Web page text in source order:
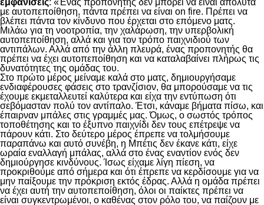
εμφανίσεις: «Ένας προπονητής δεν μπορεί να είναι απόλυτα
με αυτοπεποίθηση, πάντα πρέπει να είναι on fire. Πρέπει να
βλέπει πάντα τον κίνδυνο που έρχεται στο επόμενο ματς.
Μιλάω για τη νοοτροπία, την χαλάρωση, την υπερβολική
αυτοπεποίθηση, αλλά και για τον τρόπο παιχνιδιού των
αντιπάλων. Αλλά από την άλλη πλευρά, ένας προπονητής θα
πρέπει να έχει αυτοπεποίθηση και να καταλαβαίνει πλήρως τις
δυνατότητες της ομάδας του.
Στο πρώτο μέρος μείναμε καλά στο ματς, δημιουργήσαμε
ενδιαφέρουσες φάσεις στο τρανζίσιον, θα μπορούσαμε να τις
έχουμε εκμεταλλευτεί καλύτερα και είχα την εντύπωση ότι
σεβόμασταν πολύ τον αντίπαλο. Έτσι, κάναμε βήματα πίσω, και
έπαιρναν μπάλες στις γραμμές μας. Όμως, ο σωστός τρόπος
τοποθέτησης και το έξυπνο παιχνίδι δεν τους επέτρεψε να
πάρουν κάτι. Στο δεύτερο μέρος έπρεπε να τολμήσουμε
παραπάνω και αυτό συνέβη, η Μπέτις δεν έκανε κάτι, είχε
ωραία εναλλαγή μπάλας, αλλά στο ένας εναντίον ενός δεν
δημιούργησε κινδύνους. Ίσως είχαμε λίγη πίεση, να
προκριθούμε από σήμερα και ότι έπρεπε να κερδίσουμε για να
μην παίξουμε την πρόκριση εκτός έδρας. Αλλά η ομάδα πρέπει
να έχει αυτή την αυτοπεποίθηση, όλοι οι παίκτες πρέπει να
είναι συγκεντρωμένοι, ο καθένας στον ρόλο του, να παίζουν με